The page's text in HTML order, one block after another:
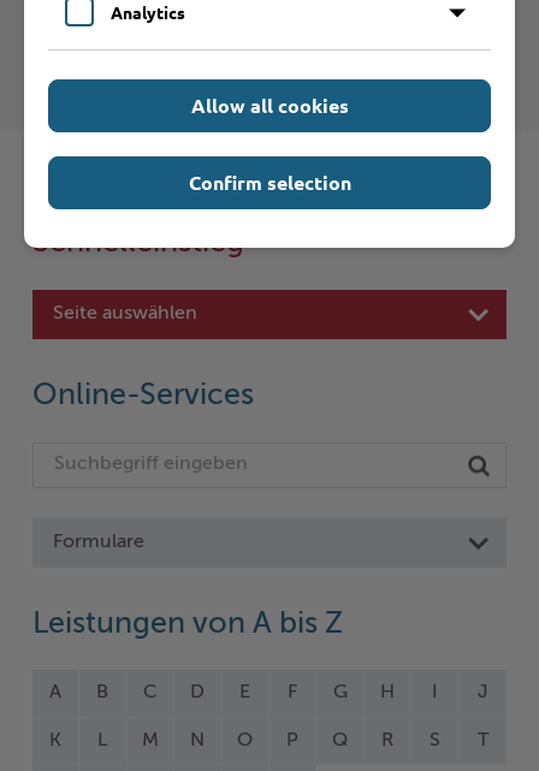
Kreis Stormarn - Bauaufsicht und
Denkmalschutz
Schnelleinstieg
Seite auswählen
Online-Services
Formulare
Leistungen von A bis Z
A B C D E F G H J
K L M N O P Q R S
Analytics
Allow all cookies
Confirm selection